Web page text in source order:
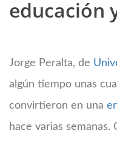
educación
Jorge Peralta, de
algún tiempo unas
convirtieron en una
hace varias